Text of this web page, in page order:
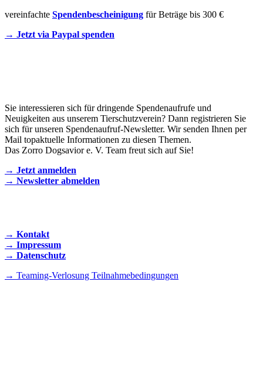
vereinfachte Spendenbescheinigung für Beträge bis 300 €
→ Jetzt via Paypal spenden
Sie interessieren sich für dringende Spendenaufrufe und
Neuigkeiten aus unserem Tierschutzverein? Dann registrieren Sie
sich für unseren Spendenaufruf-Newsletter. Wir senden Ihnen per
Mail topaktuelle Informationen zu diesen Themen.
Das Zorro Dogsavior e. V. Team freut sich auf Sie!
→ Jetzt anmelden
→ Newsletter abmelden
→ Kontakt
→ Impressum
→ Datenschutz
→ Teaming-Verlosung Teilnahmebedingungen